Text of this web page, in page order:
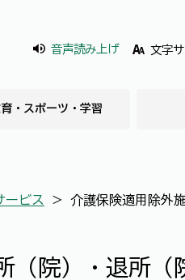
音声読み上げ 文字
・スポーツ・学習
ービス ＞ 介護保険適用除外
（院）・退所（